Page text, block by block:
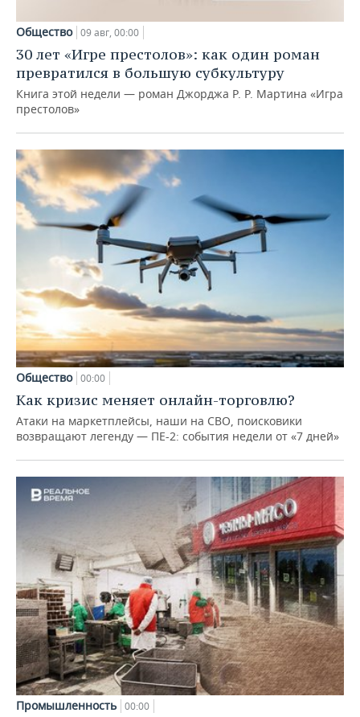
Общество 09 авг, 00:00
30 лет «Игре престолов»: как один роман
превратился в большую субкультуру
Книга этой недели — роман Джорджа Р. Р. Мартина «Игра
престолов»
Общество 00:00
Как кризис меняет онлайн-торговлю?
Атаки на маркетплейсы, наши на СВО, поисковики
возвращают легенду — ПЕ-2: события недели от «7 дней»
Промышленность 00:00